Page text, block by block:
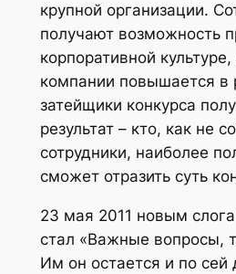
крупной организации.
получают возможность
корпоративной
компании повышается в
затейщики конкурса
результат – кто, как не
сотрудники, наиболее
сможет отразить суть
23 мая 2011 новым
стал «Важные вопросы,
Им он остается и по сей